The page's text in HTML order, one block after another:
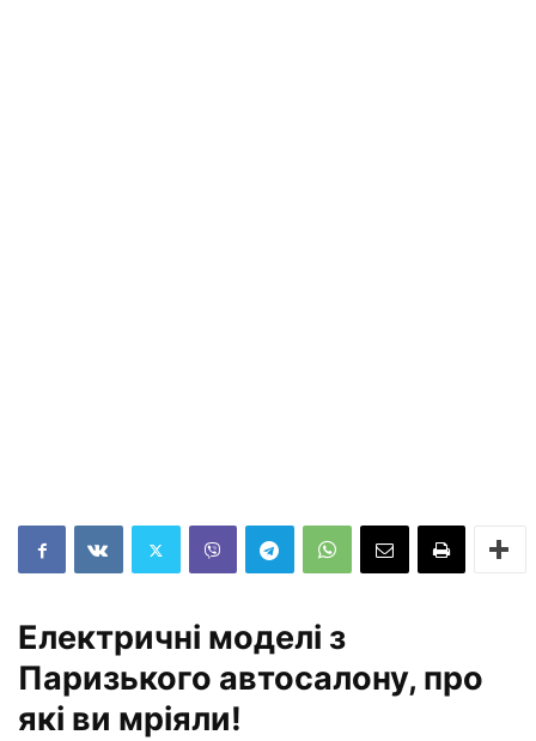
Електричні моделі з
Паризького автосалону, про
які ви мріяли!